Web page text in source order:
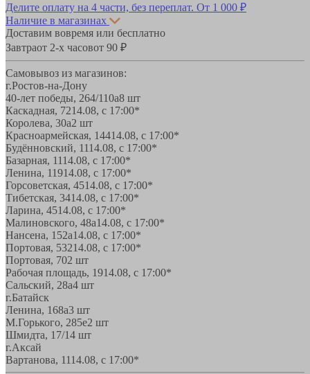
Делите оплату на 4 части, без переплат. От 1 000 ₽
Наличие в магазинах
Доставим вовремя или бесплатно
Завтраот 2-х часовот 90 ₽
Самовывоз из магазинов:
г.Ростов-на-Дону
40-лет победы, 264/110а8 шт
Каскадная, 7214.08, с 17:00*
Королева, 30а2 шт
Красноармейская, 14414.08, с 17:00*
Будённовский, 1114.08, с 17:00*
Базарная, 1114.08, с 17:00*
Ленина, 11914.08, с 17:00*
Горсоветская, 4514.08, с 17:00*
Тибетская, 3414.08, с 17:00*
Ларина, 4514.08, с 17:00*
Малиновского, 48а14.08, с 17:00*
Нансена, 152а14.08, с 17:00*
Портовая, 53214.08, с 17:00*
Портовая, 702 шт
Рабочая площадь, 1914.08, с 17:00*
Сальский, 28a4 шт
г.Батайск
Ленина, 168а3 шт
М.Горького, 285е2 шт
Шмидта, 17/14 шт
г.Аксай
Вартанова, 1114.08, с 17:00*